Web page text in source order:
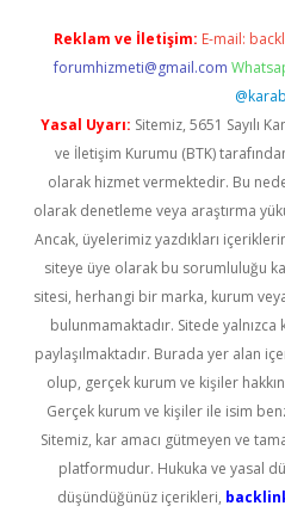
Reklam ve İletişim: E-mail:
forumhizmeti@gmail.com
Yasal Uyarı: Sitemiz, 5651 Sayılı
ve İletişim Kurumu (BTK)
olarak hizmet vermektedir. Bu
olarak denetleme veya araştırma
Ancak, üyelerimiz yazdıkları
siteye üye olarak bu sorumluluğu
sitesi, herhangi bir marka, kurum
bulunmamaktadır. Sitede yalnızca
paylaşılmaktadır. Burada yer alan
olup, gerçek kurum ve kişiler
Gerçek kurum ve kişiler ile isim
Sitemiz, kar amacı gütmeyen ve
platformudur. Hukuka ve yasal
düşündüğünüz içerikleri,